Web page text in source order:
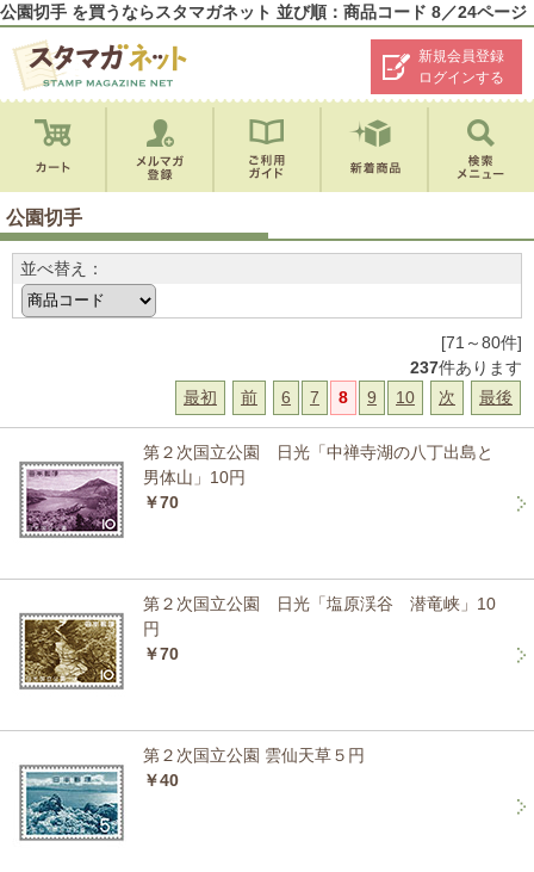
公園切手 を買うならスタマガネット 並び順：商品コード 8／24ページ
新規会員登録
ログインする
公園切手
並べ替え：
[71～80件]
237件あります
最初
前 6 7 8 9 10 次 最後
第２次国立公園 日光「中禅寺湖の八丁出島と
男体山」10円
￥70
第２次国立公園 日光「塩原渓谷 潜竜峡」10
円
￥70
第２次国立公園 雲仙天草５円
￥40